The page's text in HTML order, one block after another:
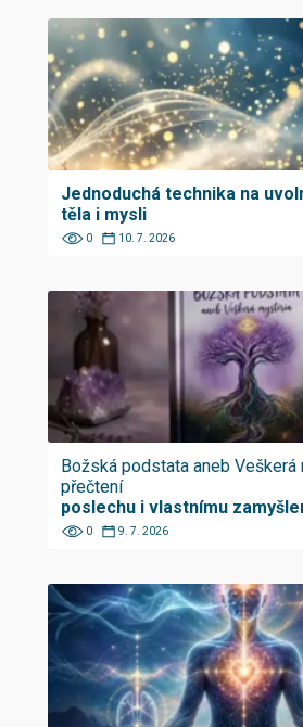
Jednoduchá technika na
těla i mysli
0 10. 7. 2026
Božská podstata aneb Veškerá
přečtení
poslechu i vlastnímu
0 9. 7. 2026